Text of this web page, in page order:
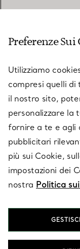
SU TIFFANY & CO.
LEGALE
SEGUICI
Preferenze Sui
Utilizziamo
compresi quelli
il nostro sito,
personalizzare la
fornire a te e agli
pubblicitari
più sui Cookie,
impostazioni dei
nostra Politica